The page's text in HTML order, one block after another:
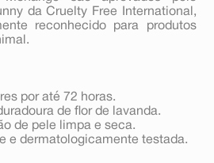
da Cruelty Free International,
reconhecido para produtos
por até 72 horas.
de flor de lavanda.
de pele limpa e seca.
e dermatologicamente testada.